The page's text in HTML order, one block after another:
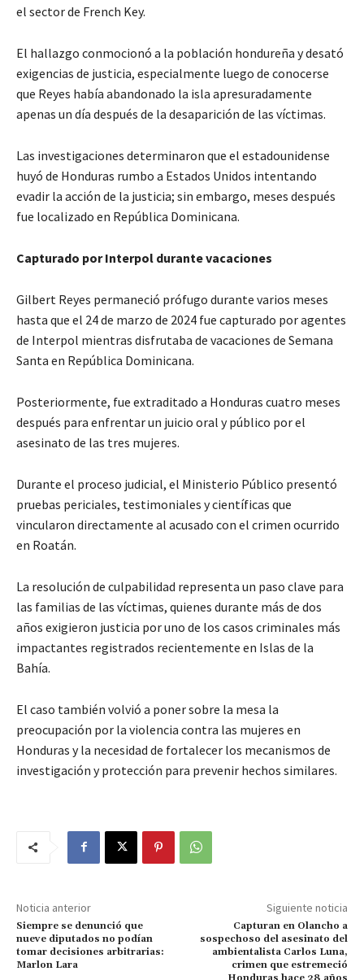
el sector de French Key.
El hallazgo conmocionó a la población hondureña y desató
exigencias de justicia, especialmente luego de conocerse
que Reyes había abandonado la isla apresuradamente
apenas un día después de la desaparición de las víctimas.
Las investigaciones determinaron que el estadounidense
huyó de Honduras rumbo a Estados Unidos intentando
evadir la acción de la justicia; sin embargo, meses después
fue localizado en República Dominicana.
Capturado por Interpol durante vacaciones
Gilbert Reyes permaneció prófugo durante varios meses
hasta que el 24 de marzo de 2024 fue capturado por agentes
de Interpol mientras disfrutaba de vacaciones de Semana
Santa en República Dominicana.
Posteriormente, fue extraditado a Honduras cuatro meses
después para enfrentar un juicio oral y público por el
asesinato de las tres mujeres.
Durante el proceso judicial, el Ministerio Público presentó
pruebas periciales, testimoniales y científicas que
vincularon directamente al acusado con el crimen ocurrido
en Roatán.
La resolución de culpabilidad representa un paso clave para
las familias de las víctimas, quienes durante más de dos
años exigieron justicia por uno de los casos criminales más
impactantes registrados recientemente en Islas de la
Bahía.
El caso también volvió a poner sobre la mesa la
preocupación por la violencia contra las mujeres en
Honduras y la necesidad de fortalecer los mecanismos de
investigación y protección para prevenir hechos similares.
Noticia anterior
Siempre se denunció que
nueve diputados no podían
tomar decisiones arbitrarias:
Marlon Lara
Siguiente noticia
Capturan en Olancho a
sospechoso del asesinato del
ambientalista Carlos Luna,
crimen que estremeció